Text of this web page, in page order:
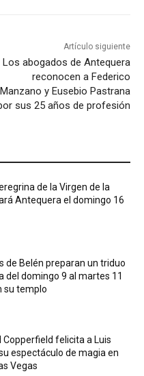
Artículo siguiente
Los abogados de Antequera
reconocen a Federico
Manzano y Eusebio Pastrana
sus 25 años de profesión
de la Virgen de la
Antequera el domingo 16
de Belén preparan un triduo
del domingo 9 al martes 11
su templo
Copperfield felicita a Luis
espectáculo de magia en
Vegas